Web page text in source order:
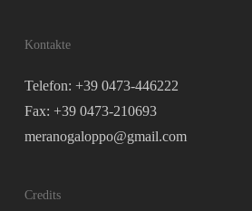
Kontakte
Telefon: +39 0473-446222
Fax: +39 0473-210693
meranogaloppo@gmail.com
Credits